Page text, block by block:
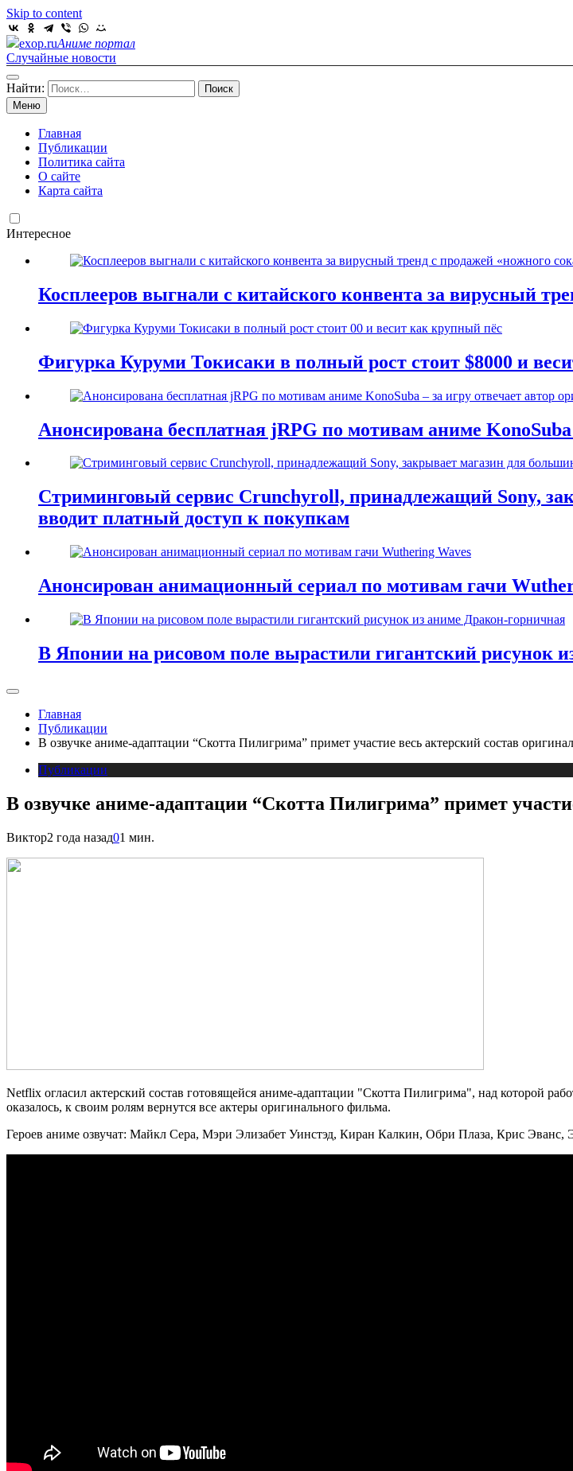
Skip to content
exop.ruАниме портал
Случайные новости
Найти:
Меню
Главная
Публикации
Политика сайта
О сайте
Карта сайта
Интересное
Косплееров выгнали с китайского конвента за вирусный
Фигурка Куруми Токисаки в полный рост стоит $8000 и
Анонсирована бесплатная jRPG по мотивам аниме
Стриминговый сервис Crunchyroll, принадлежащий Sony,
вводит платный доступ к покупкам
Анонсирован анимационный сериал по мотивам гачи
В Японии на рисовом поле вырастили гигантский рисунок
Главная
Публикации
В озвучке аниме-адаптации “Скотта Пилигрима” примет участие весь актерский состав
Публикации
В озвучке аниме-адаптации “Скотта Пилигрима” примет
Виктор2 года назад01 мин.
Netflix огласил актерский состав готовящейся аниме-адаптации "Скотта Пилигрима", над которой
оказалось, к своим ролям вернутся все актеры оригинального фильма.
Героев аниме озвучат: Майкл Сера, Мэри Элизабет Уинстэд, Киран Калкин, Обри Плаза, Крис